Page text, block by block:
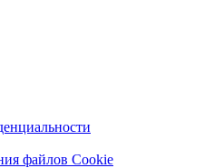
файлов Cookie